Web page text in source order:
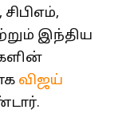
இந்திய
விஜய்